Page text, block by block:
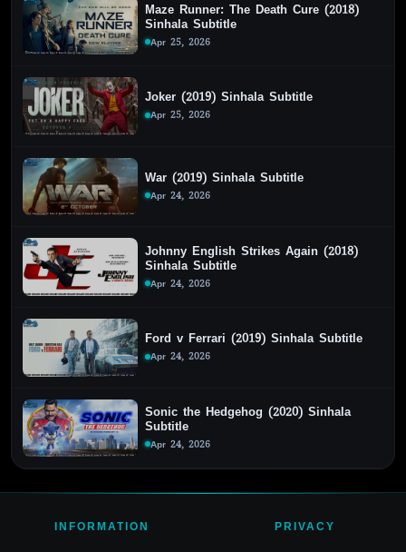
Maze Runner: The Death Cure (2018)
Sinhala Subtitle
Apr 25, 2026
Joker (2019) Sinhala Subtitle
Apr 25, 2026
War (2019) Sinhala Subtitle
Apr 24, 2026
Johnny English Strikes Again (2018)
Sinhala Subtitle
Apr 24, 2026
Ford v Ferrari (2019) Sinhala Subtitle
Apr 24, 2026
Sonic the Hedgehog (2020) Sinhala
Subtitle
Apr 24, 2026
INFORMATION PRIVACY